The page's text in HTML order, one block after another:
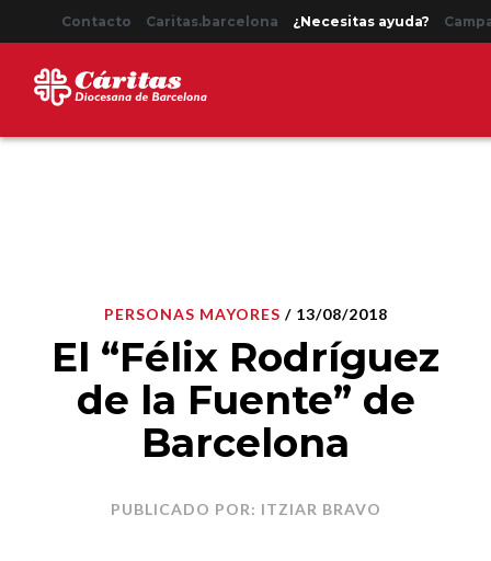
Contacto Caritas.barcelona ¿Necesitas ayuda?
PERSONAS MAYORES / 13/08/2018
El “Félix Rodríguez
de la Fuente” de
Barcelona
PUBLICADO POR: ITZIAR BRAVO